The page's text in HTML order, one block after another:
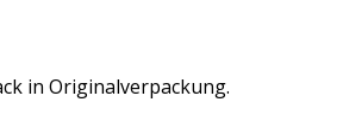
in Originalverpackung.